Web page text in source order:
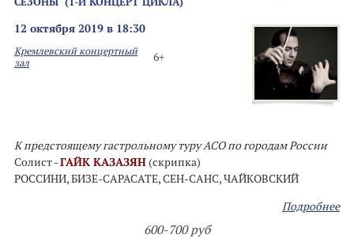
12 октября 2019 в 18:30
6+
Кремлевский концертный
зал
К предстоящему гастрольному туру АСО по городам России
Солист -ГАЙК КАЗАЗЯН(скрипка)
РОССИНИ, БИЗЕ-САРАСАТЕ, СЕН-САНС, ЧАЙКОВСКИЙ
Подробнее
600-700 руб